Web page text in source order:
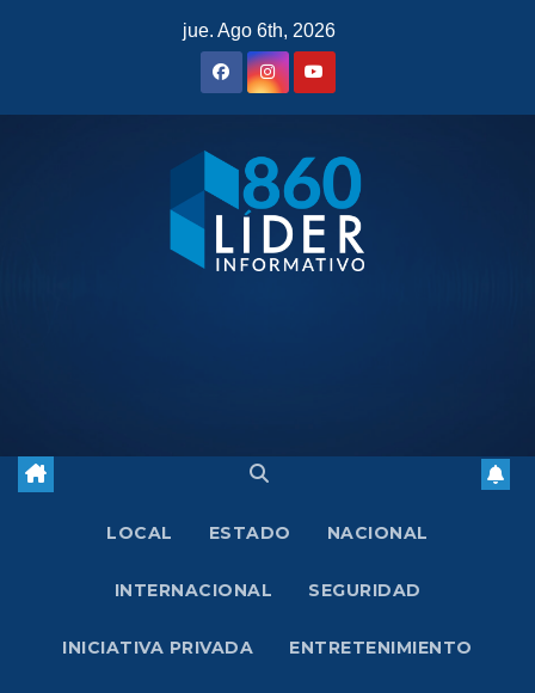
jue. Ago 6th, 2026
LOCAL ESTADO NACIONAL
INTERNACIONAL SEGURIDAD
INICIATIVA PRIVADA ENTRETENIMIENTO